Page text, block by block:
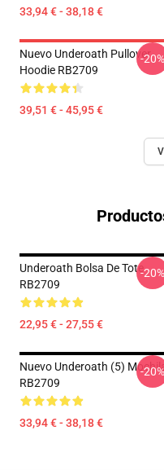
33,94 € - 38,18 €
Nuevo Underoath Pullover
Hoodie RB2709
39,51 € - 45,95 €
-20%
Underoath Bolsa De Tote
RB2709
22,95 € - 27,55 €
-20%
Nuevo Underoath (5)
RB2709
33,94 € - 38,18 €
-20%